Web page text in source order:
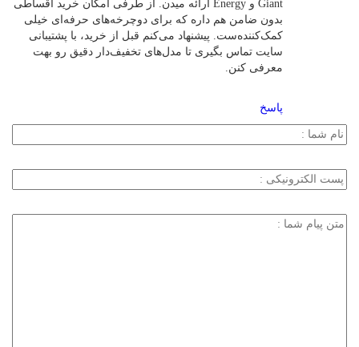
Giant و Energy ارائه میدن. از طرفی امکان خرید اقساطی
بدون ضامن هم داره که برای دوچرخه‌های حرفه‌ای خیلی
کمک‌کننده‌ست. پیشنهاد می‌کنم قبل از خرید، با پشتیبانی
سایت تماس بگیری تا مدل‌های تخفیف‌دار دقیق رو بهت
معرفی کنن.
پاسخ